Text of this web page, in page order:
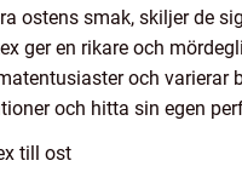
smak, skiljer de
ger en rikare och
och varierar
och hitta sin egen
till ost